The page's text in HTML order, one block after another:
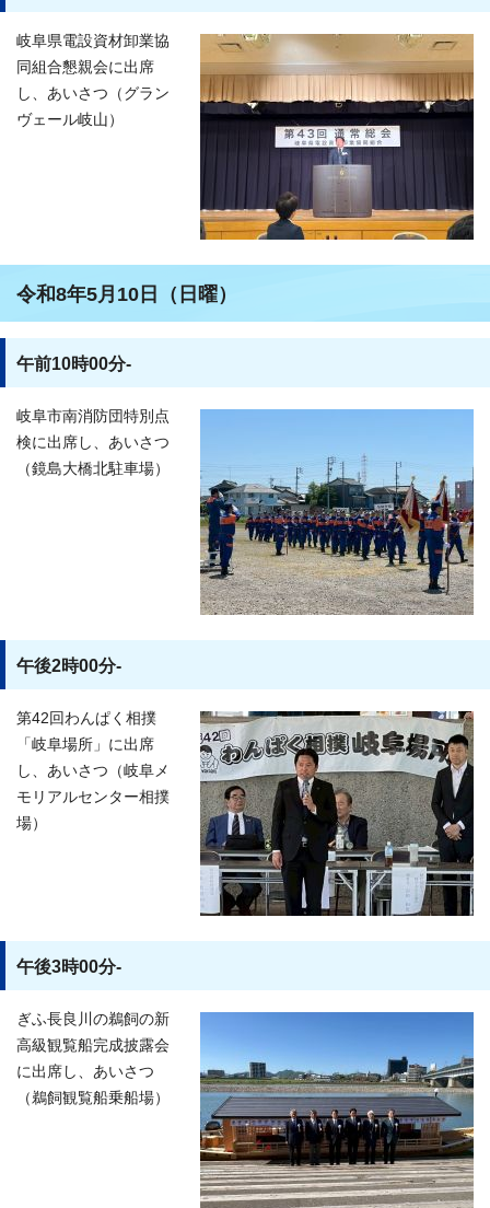
岐阜県電設資材卸業協
同組合懇親会に出席
し、あいさつ（グラン
ヴェール岐山）
令和8年5月10日（日曜）
午前10時00分-
岐阜市南消防団特別点
検に出席し、あいさつ
（鏡島大橋北駐車場）
午後2時00分-
第42回わんぱく相撲
「岐阜場所」に出席
し、あいさつ（岐阜メ
モリアルセンター相撲
場）
午後3時00分-
ぎふ長良川の鵜飼の新
高級観覧船完成披露会
に出席し、あいさつ
（鵜飼観覧船乗船場）